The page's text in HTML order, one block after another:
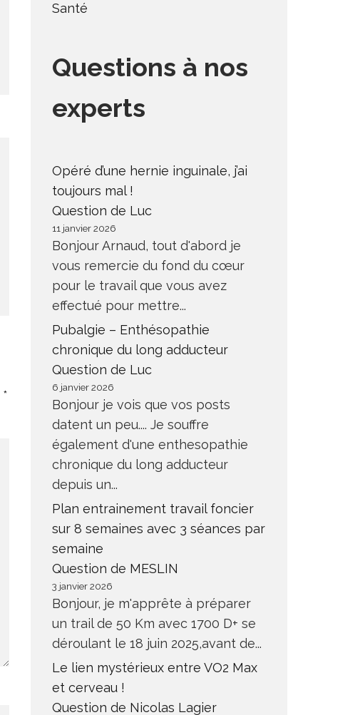
*
Santé
Questions à nos
experts
Opéré d’une hernie inguinale, j’ai
toujours mal !
Question de Luc
11 janvier 2026
Bonjour Arnaud, tout d'abord je
vous remercie du fond du cœur
pour le travail que vous avez
effectué pour mettre...
Pubalgie – Enthésopathie
chronique du long adducteur
Question de Luc
6 janvier 2026
Bonjour je vois que vos posts
datent un peu.... Je souffre
également d'une enthesopathie
chronique du long adducteur
depuis un...
Plan entrainement travail foncier
sur 8 semaines avec 3 séances par
semaine
Question de MESLIN
3 janvier 2026
Bonjour, je m'apprête à préparer
un trail de 50 Km avec 1700 D+ se
déroulant le 18 juin 2025,avant de...
Le lien mystérieux entre VO2 Max
et cerveau !
Question de Nicolas Lagier